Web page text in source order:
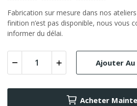
Fabrication sur mesure dans nos
finition n’est pas disponible, nous vous
informer du délai.
Ajouter Au
Acheter